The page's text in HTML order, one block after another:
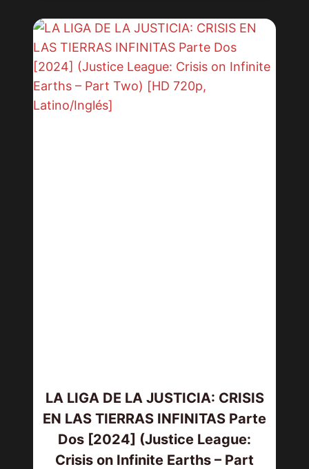
LA LIGA DE LA JUSTICIA: CRISIS
EN LAS TIERRAS INFINITAS Parte
Dos [2024] (Justice League:
Crisis on Infinite Earths – Part